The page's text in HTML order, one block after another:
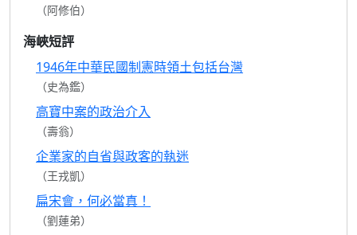
（阿修伯）
海峽短評
1946年中華民國制憲時領土包括台灣
（史為鑑）
高寶中案的政治介入
（壽翁）
企業家的自省與政客的執迷
（王戎凱）
扁宋會，何必當真！
（劉蓮弟）